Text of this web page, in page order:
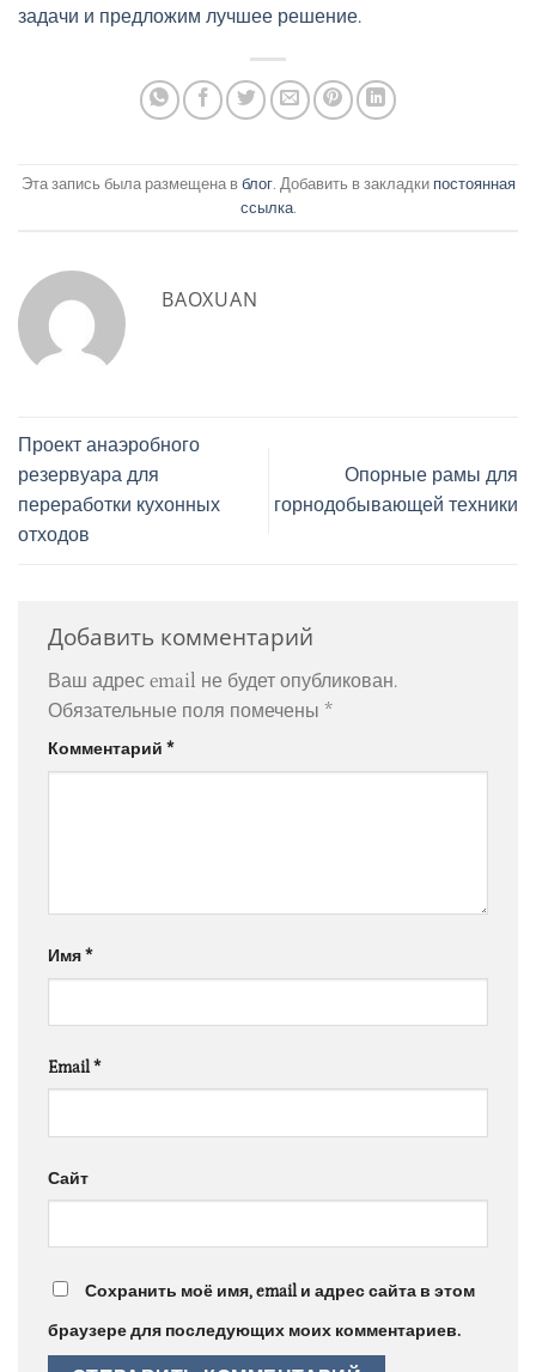
задачи и предложим лучшее решение.
Эта запись была размещена в блог. Добавить в закладки постоянная
ссылка.
BAOXUAN
Проект анаэробного
резервуара для
переработки кухонных
отходов
Опорные рамы для
горнодобывающей техники
Добавить комментарий
Ваш адрес email не будет опубликован.
Обязательные поля помечены *
Комментарий *
Имя*
Email*
Сайт
Сохранить моё имя, email и адрес сайта в этом
браузере для последующих моих комментариев.